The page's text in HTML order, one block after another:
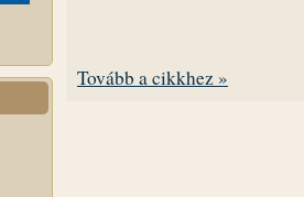
Tovább a cikkhez »